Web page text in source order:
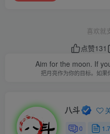
喜欢就
点赞131
Aim for the moon. If
把月亮作为你的目标。如
八斗
0